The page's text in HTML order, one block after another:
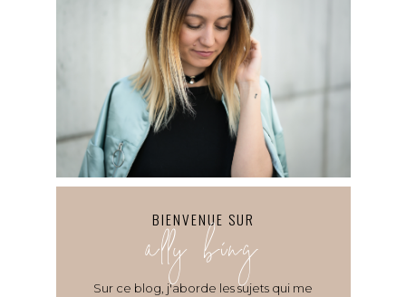
BIENVENUE SUR
ally bing
Sur ce blog, j'aborde les sujets qui me